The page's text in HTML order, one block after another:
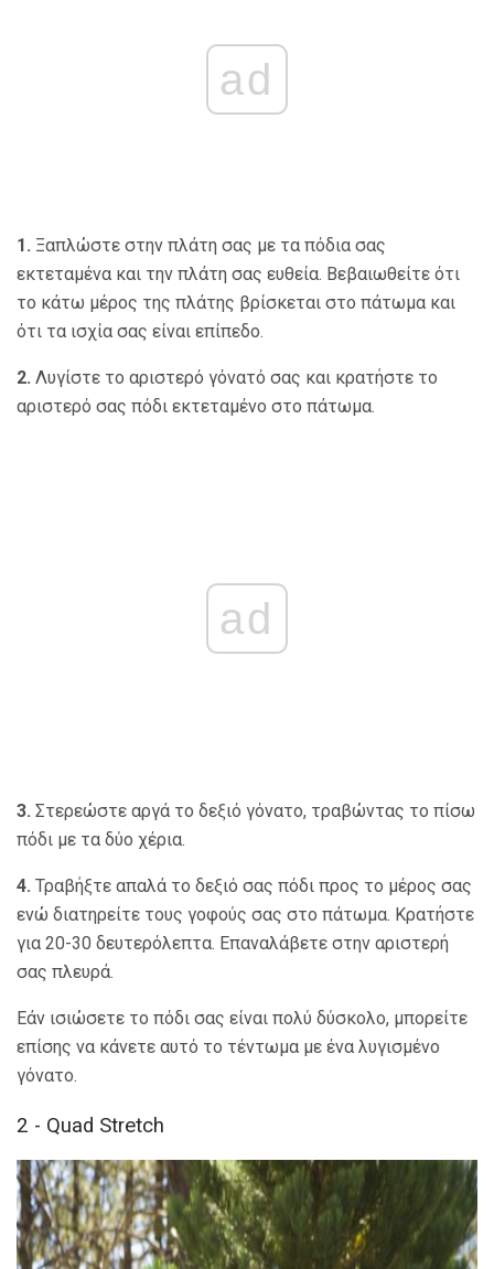
ad
1. Ξαπλώστε στην πλάτη σας με τα πόδια σας
εκτεταμένα και την πλάτη σας ευθεία. Βεβαιωθείτε ότι
το κάτω μέρος της πλάτης βρίσκεται στο πάτωμα και
ότι τα ισχία σας είναι επίπεδο.
2. Λυγίστε το αριστερό γόνατό σας και κρατήστε το
αριστερό σας πόδι εκτεταμένο στο πάτωμα.
ad
3. Στερεώστε αργά το δεξιό γόνατο, τραβώντας το πίσω
πόδι με τα δύο χέρια.
4. Τραβήξτε απαλά το δεξιό σας πόδι προς το μέρος σας
ενώ διατηρείτε τους γοφούς σας στο πάτωμα. Κρατήστε
για 20-30 δευτερόλεπτα. Επαναλάβετε στην αριστερή
σας πλευρά.
Εάν ισιώσετε το πόδι σας είναι πολύ δύσκολο, μπορείτε
επίσης να κάνετε αυτό το τέντωμα με ένα λυγισμένο
γόνατο.
2 - Quad Stretch